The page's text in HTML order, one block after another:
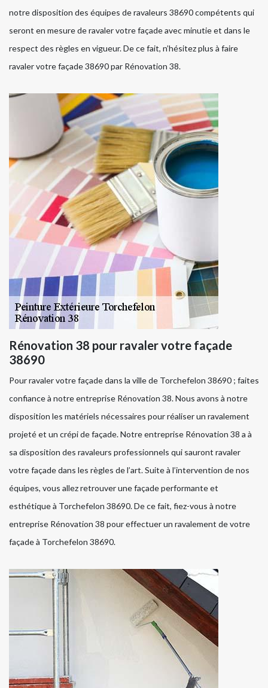
notre disposition des équipes de ravaleurs 38690 compétents qui
seront en mesure de ravaler votre façade avec minutie et dans le
respect des règles en vigueur. De ce fait, n’hésitez plus à faire
ravaler votre façade 38690 par Rénovation 38.
Rénovation 38 pour ravaler votre façade
38690
Pour ravaler votre façade dans la ville de Torchefelon 38690 ; faites
confiance à notre entreprise Rénovation 38. Nous avons à notre
disposition les matériels nécessaires pour réaliser un ravalement
projeté et un crépi de façade. Notre entreprise Rénovation 38 a à
sa disposition des ravaleurs professionnels qui sauront ravaler
votre façade dans les règles de l’art. Suite à l’intervention de nos
équipes, vous allez retrouver une façade performante et
esthétique à Torchefelon 38690. De ce fait, fiez-vous à notre
entreprise Rénovation 38 pour effectuer un ravalement de votre
façade à Torchefelon 38690.